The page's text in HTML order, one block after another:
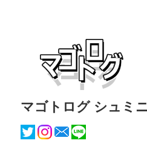
マゴトログ シュミ